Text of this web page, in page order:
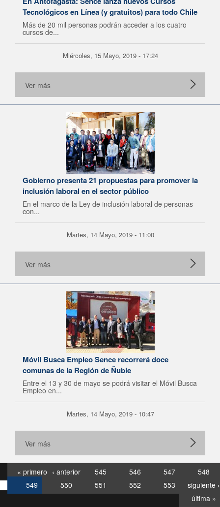
Tecnológicos en Línea (y gratuitos) para todo Chile
Más de 20 mil personas podrán acceder a los cuatro
cursos de...
Miércoles, 15 Mayo, 2019 - 17:24
Ver más
Gobierno presenta 21 propuestas para promover la
inclusión laboral en el sector público
En el marco de la Ley de inclusión laboral de personas
con...
Martes, 14 Mayo, 2019 - 11:00
Ver más
Móvil Busca Empleo Sence recorrerá doce
comunas de la Región de Ñuble
Entre el 13 y 30 de mayo se podrá visitar el Móvil Busca
Empleo en...
Martes, 14 Mayo, 2019 - 10:47
Ver más
« primero ‹ anterior 545 546 547
548
549
550 551 552 553
siguiente ›
última »